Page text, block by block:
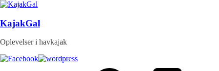
Skip
content
KajakGal
Oplevelser i havkajak